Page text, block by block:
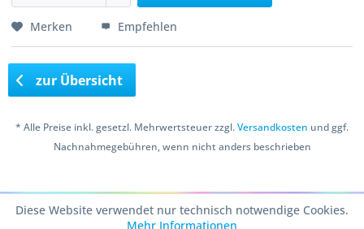
Merken Empfehlen
zur Übersicht
* Alle Preise inkl. gesetzl. Mehrwertsteuer zzgl.Versandkosten und ggf.
Nachnahmegebühren, wenn nicht anders beschrieben
Diese Website verwendet nur technisch notwendige Cookies.
Mehr Informationen